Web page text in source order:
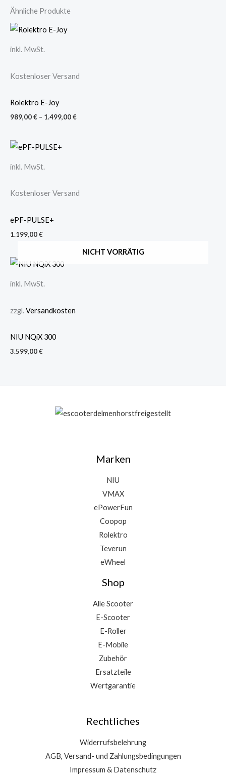
Ähnliche Produkte
inkl. MwSt.
Kostenloser Versand
Rolektro E-Joy
989,00€ – 1.499,00€
inkl. MwSt.
Kostenloser Versand
ePF-PULSE+
1.199,00€
NICHT VORRÄTIG
inkl. MwSt.
zzgl.Versandkosten
NIU NQiX 300
3.599,00€
Marken
NIU
VMAX
ePowerFun
Coopop
Rolektro
Teverun
eWheel
Shop
Alle Scooter
E-Scooter
E-Roller
E-Mobile
Zubehör
Ersatzteile
Wertgarantie
Rechtliches
Widerrufsbelehrung
AGB, Versand- und Zahlungsbedingungen
Impressum & Datenschutz